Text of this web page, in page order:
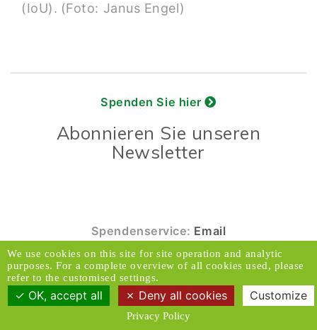
(IoU). (Foto: Janus Engel)
Spenden Sie hier
Abonnieren Sie unseren
Newsletter
Spendenservice: Email
© 2026 Caux Initiativen der Veränderung. Alle
Rechte vorbehalten.
Kontakt & Adresse
Haftungsausschluss
We use cookies on this site for site operation and analytic
purposes. For a complete overview of all cookies used, please
refer to the customised settings.
OK, accept all Deny all cookies Customize
Privacy Policy